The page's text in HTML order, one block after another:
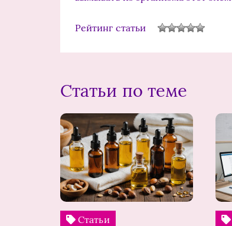
Рейтинг статьи
Статьи по теме
Статьи